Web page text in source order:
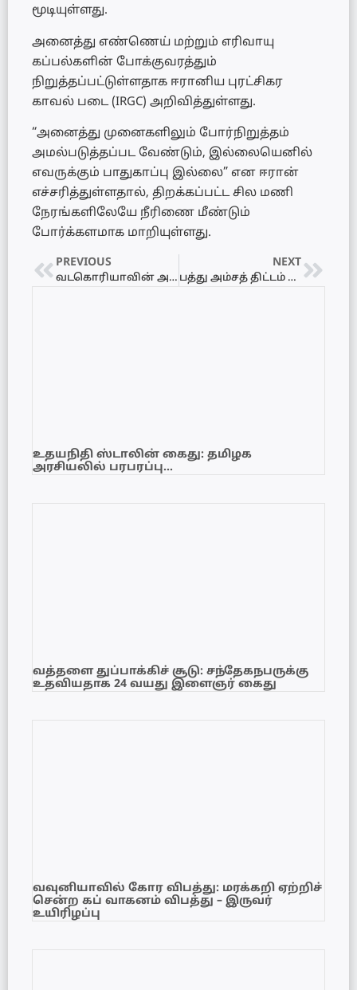
மூடியுள்ளது.
அனைத்து எண்ணெய் மற்றும் எரிவாயு
கப்பல்களின் போக்குவரத்தும்
நிறுத்தப்பட்டுள்ளதாக ஈரானிய புரட்சிகர
காவல் படை (IRGC) அறிவித்துள்ளது.
“அனைத்து முனைகளிலும் போர்நிறுத்தம்
அமல்படுத்தப்பட வேண்டும், இல்லையெனில்
எவருக்கும் பாதுகாப்பு இல்லை” என ஈரான்
எச்சரித்துள்ளதால், திறக்கப்பட்ட சில மணி
நேரங்களிலேயே நீரிணை மீண்டும்
போர்க்களமாக மாறியுள்ளது.
PREVIOUS
வடகொரியாவின் அதிரடி ஏவுகணைச் சோதனை! – கொரிய தீபகற்பத்தில் போர் பதற்றம்!
NEXT
பத்து அம்சத் திட்டம் முற்றிலும் பொய்! – ஈரான் பேச்சுவார்த்தை குறித்து பரவும் செய்திகள் ஒரு மோசடி – டொனால்ட் ட்ரம்ப்!
உதயநிதி ஸ்டாலின் கைது: தமிழக
அரசியலில் பரபரப்பு…
வத்தளை துப்பாக்கிச் சூடு: சந்தேகநபருக்கு
உதவியதாக 24 வயது இளைஞர் கைது
வவுனியாவில் கோர விபத்து: மரக்கறி ஏற்றிச்
சென்ற கப் வாகனம் விபத்து – இருவர்
உயிரிழப்பு